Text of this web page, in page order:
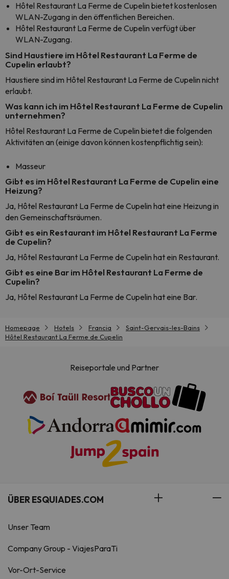
Hôtel Restaurant La Ferme de Cupelin bietet kostenlosen
WLAN-Zugang in den öffentlichen Bereichen.
Hôtel Restaurant La Ferme de Cupelin verfügt über
WLAN-Zugang.
Sind Haustiere im Hôtel Restaurant La Ferme de
Cupelin erlaubt?
Haustiere sind im Hôtel Restaurant La Ferme de Cupelin nicht
erlaubt.
Was kann ich im Hôtel Restaurant La Ferme de Cupelin
unternehmen?
Hôtel Restaurant La Ferme de Cupelin bietet die folgenden
Aktivitäten an (einige davon können kostenpflichtig sein):
Masseur
Gibt es im Hôtel Restaurant La Ferme de Cupelin eine
Heizung?
Ja, Hôtel Restaurant La Ferme de Cupelin hat eine Heizung in
den Gemeinschaftsräumen.
Gibt es ein Restaurant im Hôtel Restaurant La Ferme
de Cupelin?
Ja, Hôtel Restaurant La Ferme de Cupelin hat ein Restaurant.
Gibt es eine Bar im Hôtel Restaurant La Ferme de
Cupelin?
Ja, Hôtel Restaurant La Ferme de Cupelin hat eine Bar.
Homepage Hotels Francia
Saint-Gervais-les-Bains
Hôtel Restaurant La Ferme de Cupelin
Reiseportale und Partner
ÜBER ESQUIADES.COM
Unser Team
Company Group - ViajesParaTi
Vor-Ort-Service